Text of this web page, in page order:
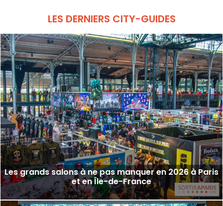
dans l'article)
LES DERNIERS CITY-GUIDES
Les grands salons à ne pas manquer en 2026 à Paris
et en Île-de-France